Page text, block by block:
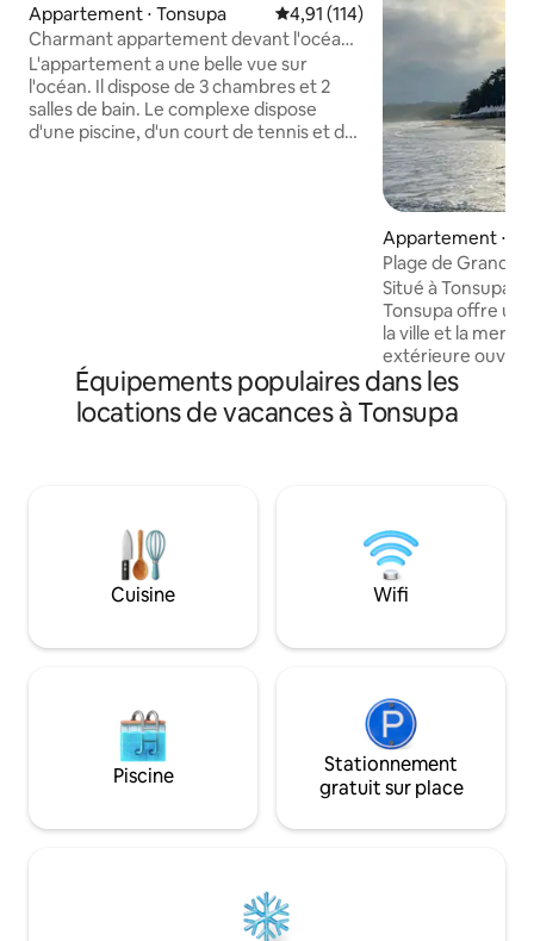
Appartement ⋅ Tonsupa Évaluation moyenne sur la
4,91 (114)
Charmant appartement devant l'océan
+ WiFi
L'appartement a une belle vue sur
l'océan. Il dispose de 3 chambres et 2
salles de bain. Le complexe dispose
d'une piscine, d'un court de tennis et de
nombreux types de sports nautiques.
Appartement ⋅
Plage de Grand
Situé à Tonsupa,
Tonsupa offre
la ville et la mer,
extérieure
piscine intérieure
en forme. Située
propriété dispose
une douche et un
par satellite à écran plat.
dispose d'un
comprend un
Équipements populaires dans les
locations de vacances à Tonsupa
Cuisine Wifi
Piscine
Stationnement
gratuit sur place